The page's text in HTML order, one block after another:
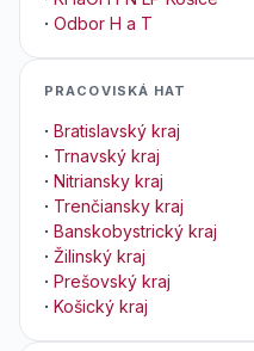
· Odbor H a T
PRACOVISKÁ HAT
· Bratislavský kraj
· Trnavský kraj
· Nitriansky kraj
· Trenčiansky kraj
· Banskobystrický kraj
· Žilinský kraj
· Prešovský kraj
· Košický kraj